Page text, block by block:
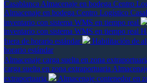
Casablanca Almacenaje en bodega Centro
Almacenaje en bodega Centro Logístico
inventario con sistema WMS en tiempo real
inventario con sistema WMS en tiempo real
fuera de horario estándar
Habilitación de
horario estándar
Almacenaje carga suelta en zona
carga suelta en zona extraportuaria
extraportuaria
Almacenaje contenedor en